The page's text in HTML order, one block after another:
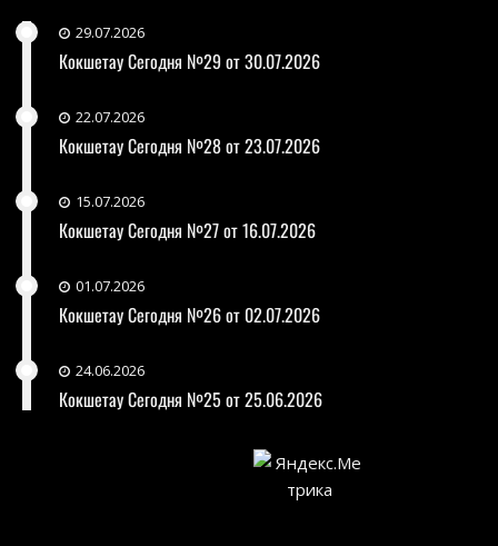
29.07.2026
Кокшетау Сегодня №29 от 30.07.2026
22.07.2026
Кокшетау Сегодня №28 от 23.07.2026
15.07.2026
Кокшетау Сегодня №27 от 16.07.2026
01.07.2026
Кокшетау Сегодня №26 от 02.07.2026
24.06.2026
Кокшетау Сегодня №25 от 25.06.2026